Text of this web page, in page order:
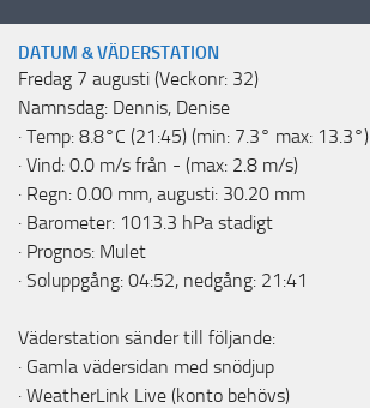
DATUM & VÄDERSTATION
Fredag 7 augusti (Veckonr: 32)
Namnsdag: Dennis, Denise
· Temp: 8.8°C (21:45) (min: 7.3° max: 13.3°)
· Vind: 0.0 m/s från - (max: 2.8 m/s)
· Regn: 0.00 mm, augusti: 30.20 mm
· Barometer: 1013.3 hPa stadigt
· Prognos: Mulet
· Soluppgång: 04:52, nedgång: 21:41
Väderstation sänder till följande:
· Gamla vädersidan med snödjup
· WeatherLink Live (konto behövs)